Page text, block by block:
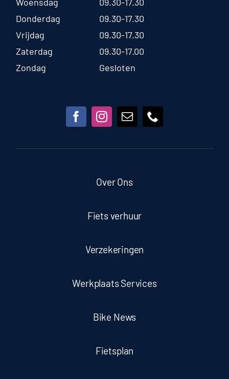
Donderdag
09.30-17.30
Vrijdag
09.30-17.30
Zaterdag
09.30-17.00
Zondag
Gesloten
Over Ons
Fiets verhuur
Verzekeringen
Werkplaats Services
Bike News
Fietsplan